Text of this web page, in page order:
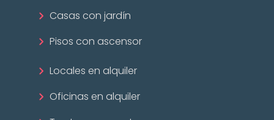
Casas con jardín
Pisos con ascensor
Locales en alquiler
Oficinas en alquiler